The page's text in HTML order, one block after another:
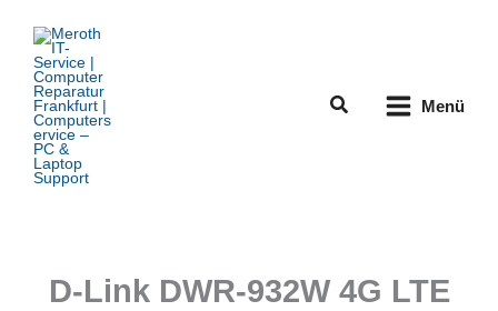
Inhalt
springen
Suchen Menü
D-Link DWR-932W 4G LTE